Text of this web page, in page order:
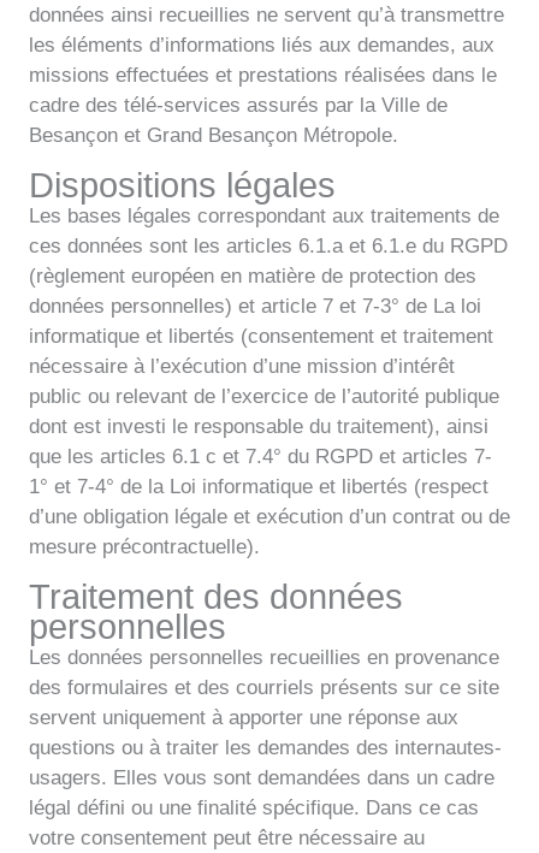
données ainsi recueillies ne servent qu’à transmettre
les éléments d’informations liés aux demandes, aux
missions effectuées et prestations réalisées dans le
cadre des télé-services assurés par la Ville de
Besançon et Grand Besançon Métropole.
Dispositions légales
Les bases légales correspondant aux traitements de
ces données sont les articles 6.1.a et 6.1.e du RGPD
(règlement européen en matière de protection des
données personnelles) et article 7 et 7-3° de La loi
informatique et libertés (consentement et traitement
nécessaire à l’exécution d’une mission d’intérêt
public ou relevant de l’exercice de l’autorité publique
dont est investi le responsable du traitement), ainsi
que les articles 6.1 c et 7.4° du RGPD et articles 7-
1° et 7-4° de la Loi informatique et libertés (respect
d’une obligation légale et exécution d’un contrat ou de
mesure précontractuelle).
Traitement des données
personnelles
Les données personnelles recueillies en provenance
des formulaires et des courriels présents sur ce site
servent uniquement à apporter une réponse aux
questions ou à traiter les demandes des internautes-
usagers. Elles vous sont demandées dans un cadre
légal défini ou une finalité spécifique. Dans ce cas
votre consentement peut être nécessaire au